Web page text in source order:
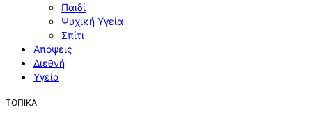
Παιδί
Ψυχική Υγεία
Σπίτι
Απόψεις
Διεθνή
Υγεία
ΤΟΠΙΚΑ